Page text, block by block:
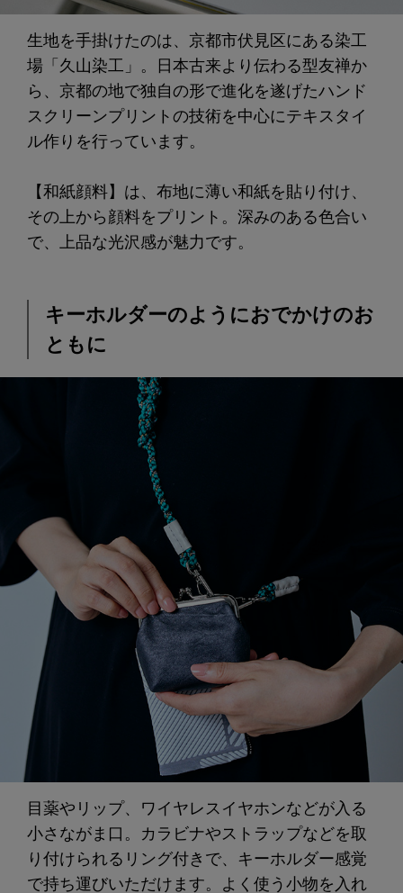
生地を手掛けたのは、京都市伏見区にある染工
場「久山染工」。日本古来より伝わる型友禅か
ら、京都の地で独自の形で進化を遂げたハンド
スクリーンプリントの技術を中心にテキスタイ
ル作りを行っています。
【和紙顔料】は、布地に薄い和紙を貼り付け、
その上から顔料をプリント。深みのある色合い
で、上品な光沢感が魅力です。
キーホルダーのようにおでかけのお
ともに
目薬やリップ、ワイヤレスイヤホンなどが入る
小さながま口。カラビナやストラップなどを取
り付けられるリング付きで、キーホルダー感覚
で持ち運びいただけます。よく使う小物を入れ